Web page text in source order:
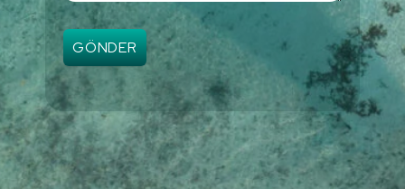
GÖNDER